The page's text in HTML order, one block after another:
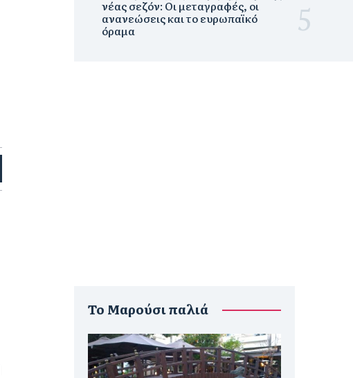
νέας σεζόν: Οι μεταγραφές, οι
ανανεώσεις και το ευρωπαϊκό
όραμα
To Μαρούσι παλιά